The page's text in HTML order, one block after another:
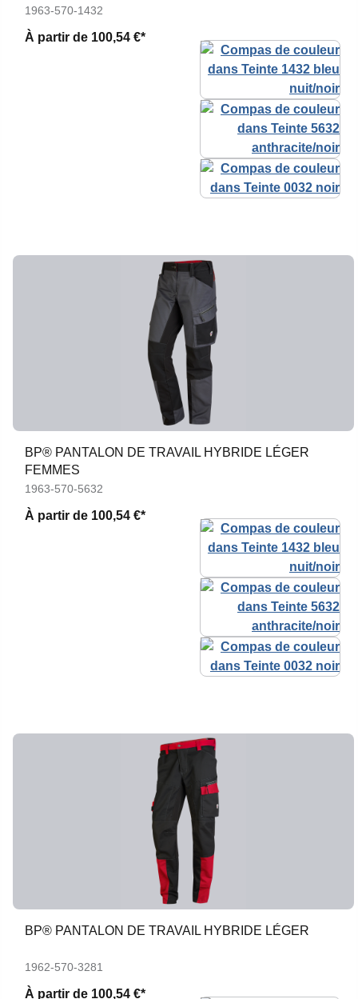
1963-570-1432
À partir de 100,54 €*
BP® PANTALON DE TRAVAIL HYBRIDE LÉGER
FEMMES
1963-570-5632
À partir de 100,54 €*
BP® PANTALON DE TRAVAIL HYBRIDE LÉGER
1962-570-3281
À partir de 100,54 €*